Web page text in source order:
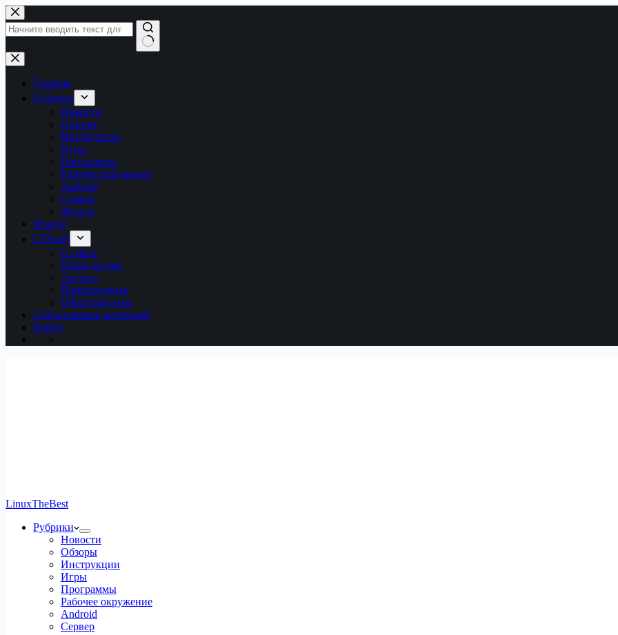
Перейти
к
сути
Ничего
не
найденоГлавная
Рубрики
Новости
Обзоры
Инструкции
Игры
Программы
Рабочее окружение
Android
Сервер
Железо
Форум
LTB.net
О сайте
Наши друзья
Авторы
Пожертвовать
Обратная связь
Статьи наших читателей
Войти
LinuxTheBest
Рубрики
Новости
Обзоры
Инструкции
Игры
Программы
Рабочее окружение
Android
Сервер